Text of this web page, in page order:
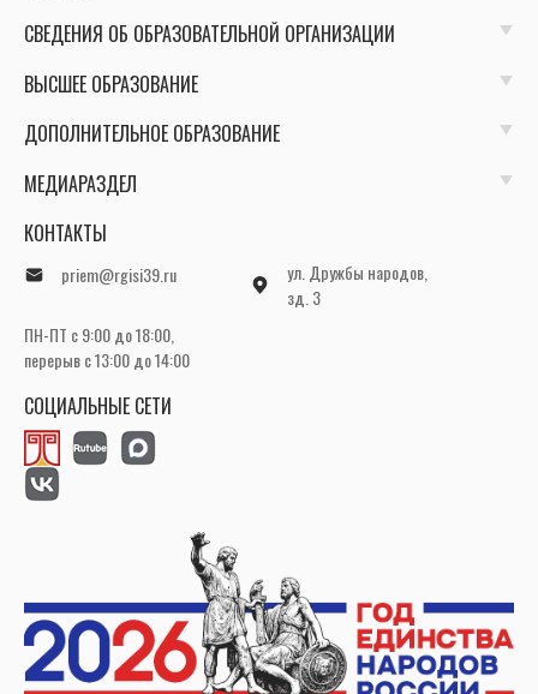
СВЕДЕНИЯ ОБ ОБРАЗОВАТЕЛЬНОЙ ОРГАНИЗАЦИИ
ВЫСШЕЕ ОБРАЗОВАНИЕ
ДОПОЛНИТЕЛЬНОЕ ОБРАЗОВАНИЕ
МЕДИАРАЗДЕЛ
КОНТАКТЫ
priem@rgisi39.ru
ул. Дружбы народов,
зд. 3
ПН-ПТ с 9:00 до 18:00,
перерыв с 13:00 до 14:00
СОЦИАЛЬНЫЕ СЕТИ